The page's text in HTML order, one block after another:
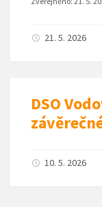
21. 5. 2026
DSO
10. 5. 2026